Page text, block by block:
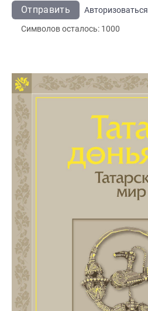
Отправить
Авторизоваться
Символов осталось: 1000